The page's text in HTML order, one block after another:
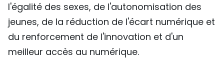
l'égalité des sexes, de l'autonomisation des
jeunes, de la réduction de l'écart numérique et
du renforcement de l'innovation et d'un
meilleur accès au numérique.